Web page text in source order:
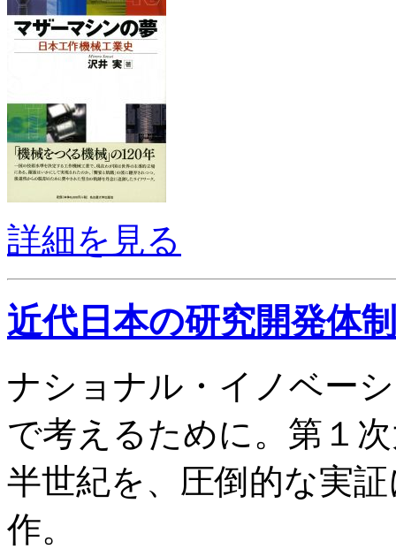
詳細を見る
近代日本の研究開発体制
ナショナル・イノベー
で考えるために。第１
半世紀を、圧倒的な実
作。